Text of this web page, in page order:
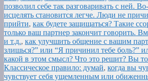
позволил себе так разговаривать с ней.
исцелять становится легче. Люди не
прийти, как будете защищаться? Такие
только ваш партнер закончит говорить.
и т.д., как улучшить общение с вашим
злишься?” или “Я причинил тебе боль?”
какой в этом смысл? Что это решит? Вы
Классическое правило: думай, когда вы
чувствует себя ущемленным или